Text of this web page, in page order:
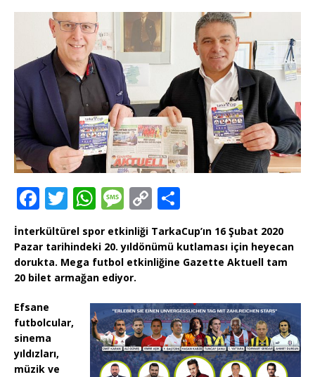
F
a
c
e
b
o
o
k
T
w
it
te
r
W
at
s
A
p
p
M
e
ss
a
g
e
C
o
p
y
n
k
ei
le
n
İnterkültürel spor etkinliği TarkaCup’ın 16 Şubat 2020
Pazar tarihindeki 20. yıldönümü kutlaması için heyecan
dorukta. Mega futbol etkinliğine Gazette Aktuell tam
20 bilet armağan ediyor.
Efsane
futbolcular,
sinema
yıldızları,
müzik ve